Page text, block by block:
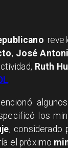
, José
Ruth
.
los
, considerado
el próximo